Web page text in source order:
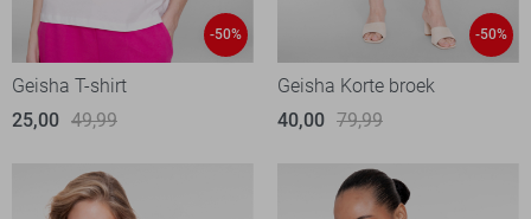
-50%
Geisha T-shirt
25,00 49,99
-50%
Geisha Korte broek
40,00 79,99